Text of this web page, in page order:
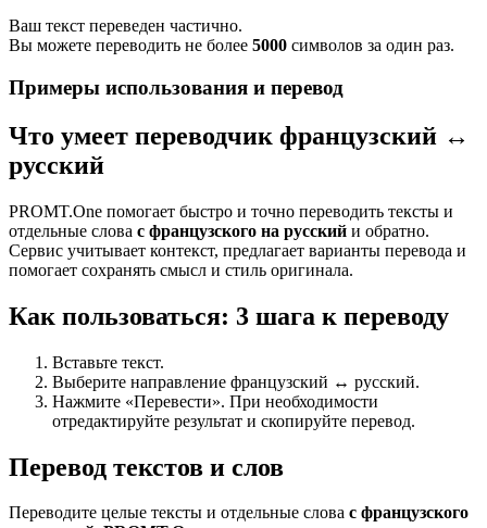
Ваш текст переведен частично.
Вы можете переводить не более 5000 символов за один раз.
Примеры использования и перевод
Что умеет переводчик французский ↔
русский
PROMT.One помогает быстро и точно переводить тексты и
отдельные слова с французского на русский и обратно.
Сервис учитывает контекст, предлагает варианты перевода и
помогает сохранять смысл и стиль оригинала.
Как пользоваться: 3 шага к переводу
Вставьте текст.
Выберите направление французский ↔ русский.
Нажмите «Перевести». При необходимости
отредактируйте результат и скопируйте перевод.
Перевод текстов и слов
Переводите целые тексты и отдельные слова с французского